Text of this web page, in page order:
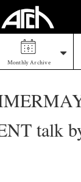
Monthly Archive
talk